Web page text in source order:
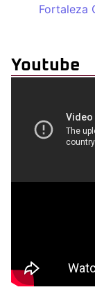
Fortaleza
Youtube